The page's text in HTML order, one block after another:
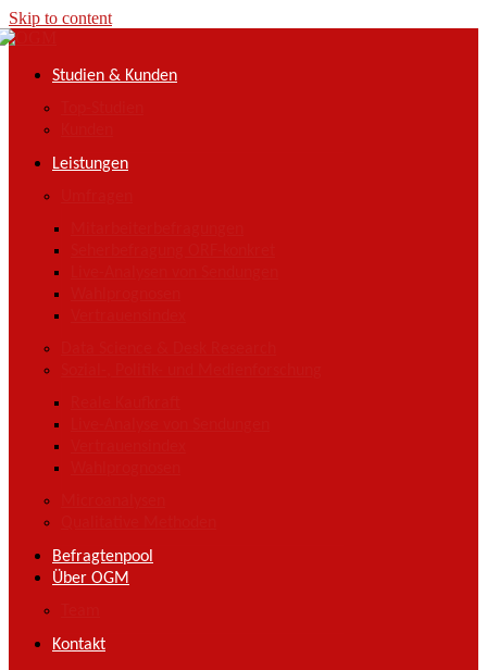
Skip to content
Studien & Kunden
Leistungen
Befragtenpool
Über OGM
Kontakt